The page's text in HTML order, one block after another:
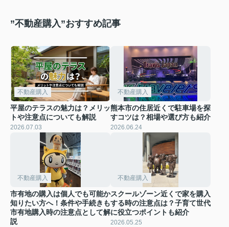
”不動産購入”おすすめ記事
不動産購入
平屋のテラスの魅力は？メリッ
トや注意点についても解説
2026.07.03
不動産購入
熊本市の住居近くで駐車場を探
すコツは？相場や選び方も紹介
2026.06.24
不動産購入
市有地の購入は個人でも可能か
知りたい方へ！条件や手続きも
市有地購入時の注意点として解
説
不動産購入
スクールゾーン近くで家を購入
する時の注意点は？子育て世代
に役立つポイントも紹介
2026.05.25